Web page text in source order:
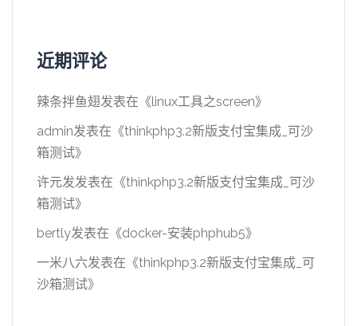
近期评论
辣条拌鱼翅发表在《linux工具之screen》
admin发表在《thinkphp3.2新版支付宝集成_可沙
箱测试》
许元发发表在《thinkphp3.2新版支付宝集成_可沙
箱测试》
bertly发表在《docker-安装phphub5》
一米八六发表在《thinkphp3.2新版支付宝集成_可
沙箱测试》